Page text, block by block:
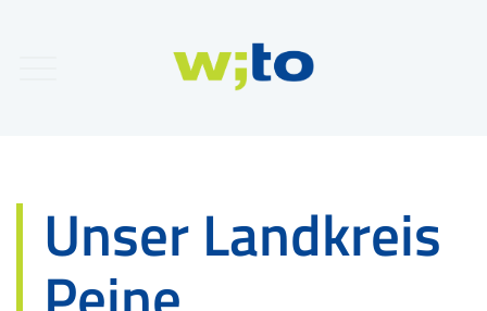
Unser Landkreis